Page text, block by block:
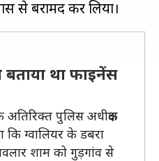
था फाइनेंस
पुलिस अधीक्षक
ग्वालियर के डबरा
शाम को गुड़गांव से